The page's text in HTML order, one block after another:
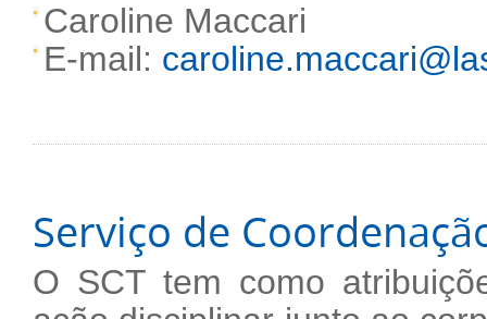
Caroline Maccari
E-mail:
Serviço de
O SCT tem como